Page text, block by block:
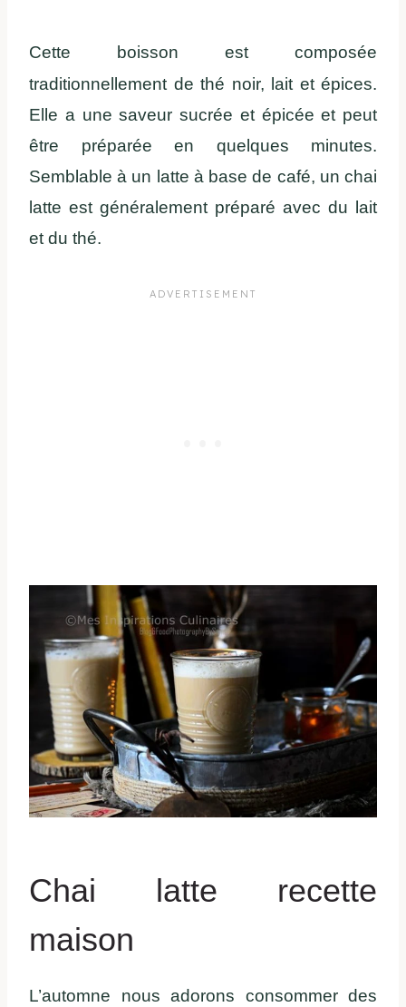
Cette boisson est composée
traditionnellement de thé noir, lait et épices.
Elle a une saveur sucrée et épicée et peut
être préparée en quelques minutes.
Semblable à un latte à base de café, un chai
latte est généralement préparé avec du lait
et du thé.
Chai latte recette
maison
L’automne nous adorons consommer des